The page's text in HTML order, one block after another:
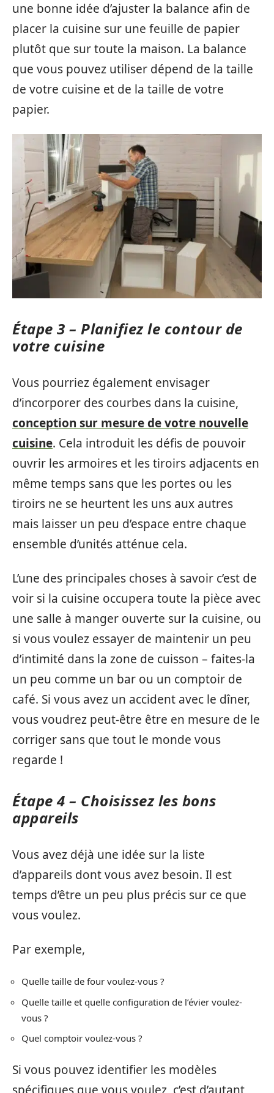
une bonne idée d’ajuster la balance afin de
placer la cuisine sur une feuille de papier
plutôt que sur toute la maison. La balance
que vous pouvez utiliser dépend de la taille
de votre cuisine et de la taille de votre
papier.
Étape 3 – Planifiez le contour de
votre cuisine
Vous pourriez également envisager
d’incorporer des courbes dans la cuisine,
conception sur mesure de votre nouvelle
cuisine. Cela introduit les défis de pouvoir
ouvrir les armoires et les tiroirs adjacents en
même temps sans que les portes ou les
tiroirs ne se heurtent les uns aux autres
mais laisser un peu d’espace entre chaque
ensemble d’unités atténue cela.
L’une des principales choses à savoir c’est de
voir si la cuisine occupera toute la pièce avec
une salle à manger ouverte sur la cuisine, ou
si vous voulez essayer de maintenir un peu
d’intimité dans la zone de cuisson – faites-la
un peu comme un bar ou un comptoir de
café. Si vous avez un accident avec le dîner,
vous voudrez peut-être être en mesure de le
corriger sans que tout le monde vous
regarde !
Étape 4 – Choisissez les bons
appareils
Vous avez déjà une idée sur la liste
d’appareils dont vous avez besoin. Il est
temps d’être un peu plus précis sur ce que
vous voulez.
Par exemple,
Quelle taille de four voulez-vous ?
Quelle taille et quelle configuration de l’évier voulez-
vous ?
Quel comptoir voulez-vous ?
Si vous pouvez identifier les modèles
spécifiques que vous voulez, c’est d’autant